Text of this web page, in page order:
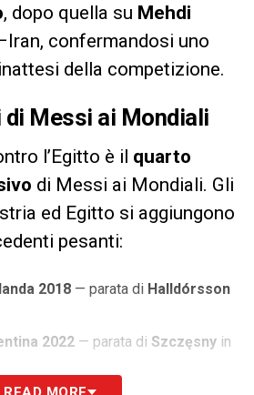
, dopo quella su Mehdi
confermandosi uno
della competizione.
Messi ai Mondiali
l’Egitto è il quarto
di Messi ai Mondiali. Gli
ed Egitto si aggiungono
pesanti:
2018— parata di Halldórsson
2022— parata di Szczęsnyin